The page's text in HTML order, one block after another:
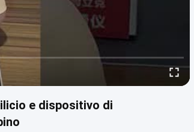
e dispositivo di